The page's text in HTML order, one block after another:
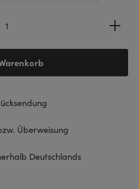
gewünschten Wert ein
Überweisung
Deutschlands